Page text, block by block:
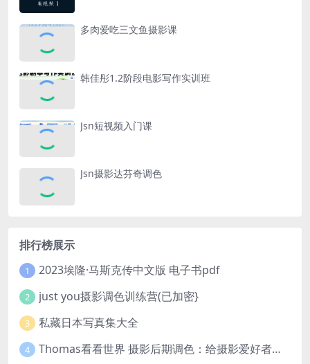
多肉爱吃三文鱼摄影课
韩佳彤1.2阶段电影写作实训班
Jsn短视频入门课
Jsn摄影达芬奇调色
排行榜展示
1 2023埃隆·马斯克传中文版 电子书pdf
2 just you摄影调色训练营(已加密}
3 私藏日本写真集大全
4 Thomas看看世界 摄影后期调色：给摄影爱好者的色彩课 网盘下载